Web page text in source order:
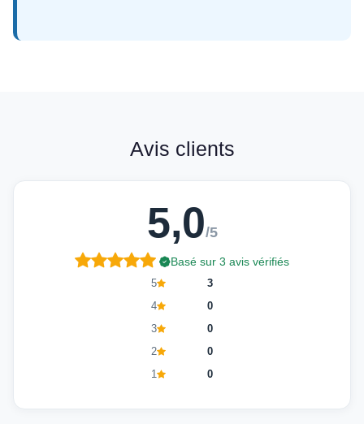
Avis clients
5,0/5
Basé sur 3 avis vérifiés
5
3
4
0
3
0
2
0
1
0